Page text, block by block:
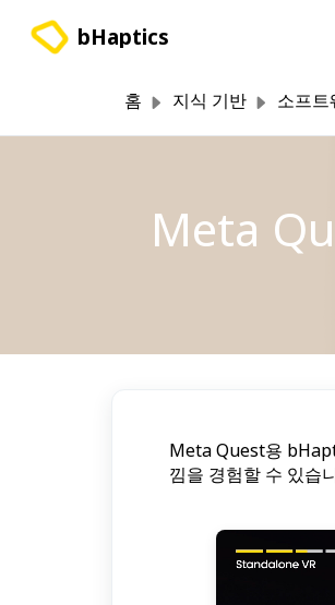
bHaptics
홈 지식 기반 소프트
Meta
Meta Quest용
낌을 경험할 수 있습